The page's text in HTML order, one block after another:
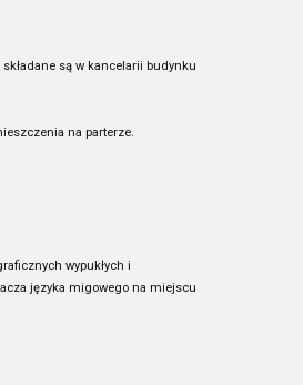
są w kancelarii budynku
na parterze.
wypukłych i
języka migowego na miejscu